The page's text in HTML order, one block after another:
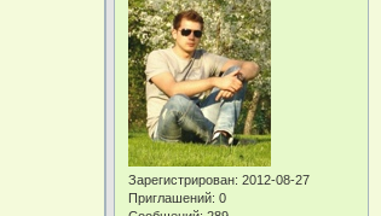
Зарегистрирован: 2012-08-27
Приглашений: 0